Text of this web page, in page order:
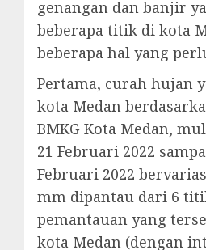
genangan dan banjir
beberapa titik di kota
beberapa hal yang
Pertama, curah hujan
kota Medan
BMKG Kota Medan,
21 Februari 2022
Februari 2022
mm dipantau dari 6
pemantauan yang
kota Medan (dengan